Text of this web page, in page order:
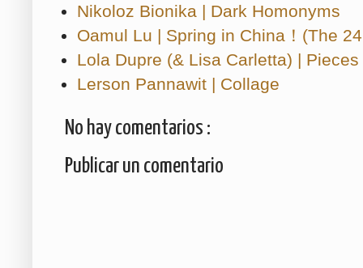
Nikoloz Bionika | Dark Homonyms
Oamul Lu | Spring in China！(The
Lola Dupre (& Lisa Carletta) | Pieces
Lerson Pannawit | Collage
No hay comentarios :
Publicar un comentario